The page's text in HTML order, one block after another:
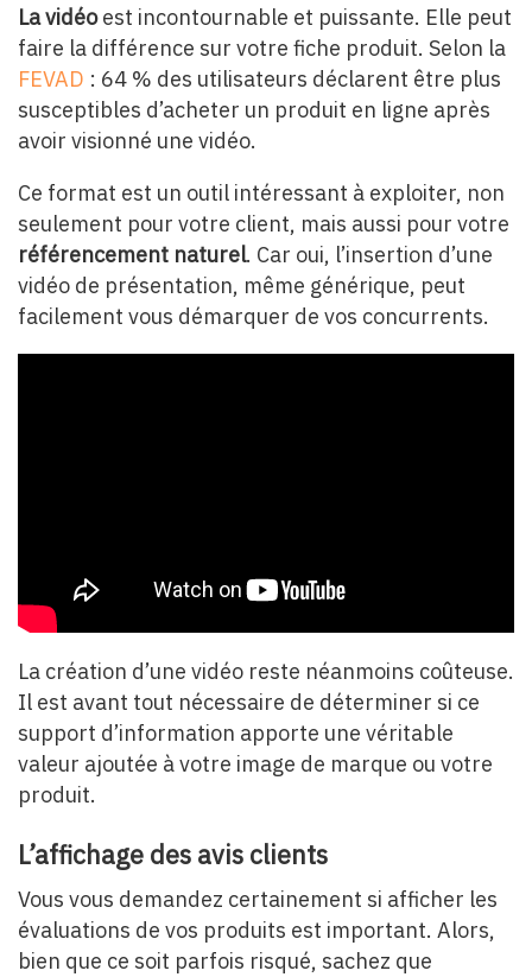
La vidéoest incontournable et puissante. Elle peut
faire la différence sur votre fiche produit. Selon la
FEVAD : 64 % des utilisateurs déclarent être plus
susceptibles d’acheter un produit en ligne après
avoir visionné une vidéo.
Ce format est un outil intéressant à exploiter, non
seulement pour votre client, mais aussi pour votre
référencement naturel. Car oui, l’insertion d’une
vidéo de présentation, même générique, peut
facilement vous démarquer de vos concurrents.
La création d’une vidéo reste néanmoins coûteuse.
Il est avant tout nécessaire de déterminer si ce
support d’information apporte une véritable
valeur ajoutée à votre image de marque ou votre
produit.
L’affichage des avis clients
Vous vous demandez certainement si afficher les
évaluations de vos produits est important. Alors,
bien que ce soit parfois risqué, sachez que